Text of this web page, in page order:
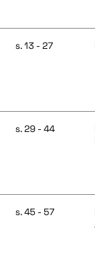
s. 13 - 27
s. 29 - 44
s. 45 - 57